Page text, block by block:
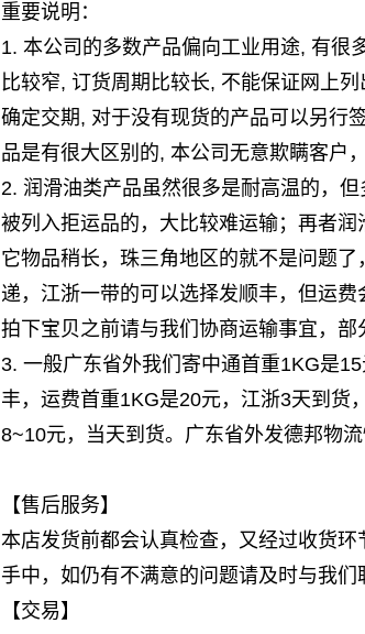
重要说明：
1. 本公司的多数产品偏向工业用途, 有很
比较窄, 订货周期比较长, 不能保证网上
确定交期, 对于没有现货的产品可以另行
品是有很大区别的, 本公司无意欺瞒客户
2. 润滑油类产品虽然很多是耐高温的，
被列入拒运品的，大比较难运输；再者
它物品稍长，珠三角地区的就不是问题
递，江浙一带的可以选择发顺丰，但运费
拍下宝贝之前请与我们协商运输事宜，部
3. 一般广东省外我们寄中通首重1KG是
丰，运费首重1KG是20元，江浙3天到货
8~10元，当天到货。广东省外发德邦物
【售后服务】
本店发货前都会认真检查，又经过收货
手中，如仍有不满意的问题请及时与我们
【交易】